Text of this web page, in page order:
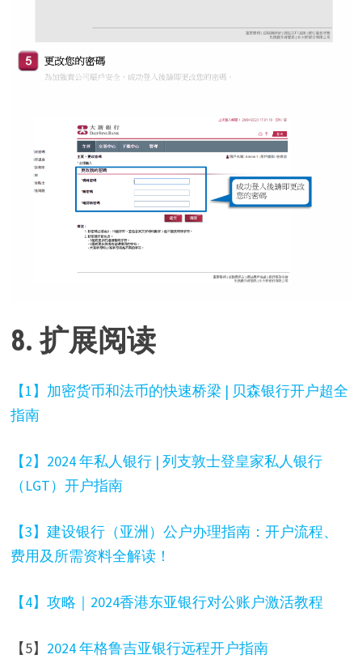
8. 扩展阅读
【1】加密货币和法币的快速桥梁 | 贝森银行开户超全
指南
【2】2024 年私人银行 | 列支敦士登皇家私人银行
（LGT）开户指南
【3】建设银行（亚洲）公户办理指南：开户流程、
费用及所需资料全解读！
【4】攻略｜2024香港东亚银行对公账户激活教程
【5】 2024 年格鲁吉亚银行远程开户指南